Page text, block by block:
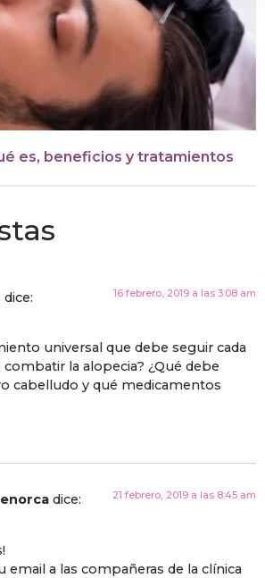
es, beneficios y tratamientos
dice: 16 febrero, 2019 a las 3:08 am
universal que debe seguir cada
la alopecia? ¿Qué debe
cabelludo y qué medicamentos
dice: 21 febrero, 2019 a las 8:45 am
email a las compañeras de la clínica